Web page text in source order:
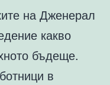
на Дженерал
какво
бъдеще.
в